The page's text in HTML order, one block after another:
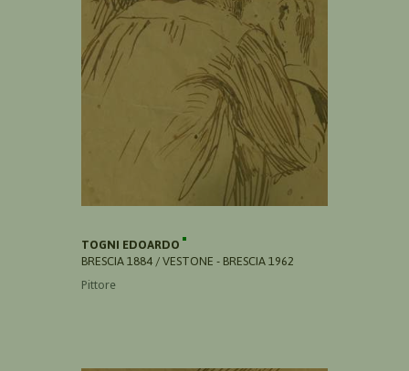
TOGNI EDOARDO
BRESCIA 1884 / VESTONE - BRESCIA 1962
Pittore